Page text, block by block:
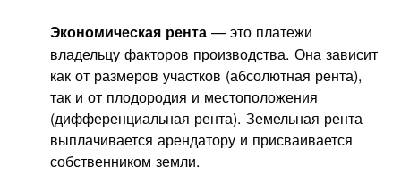
Экономическая рента — это платежи
владельцу факторов производства. Она зависит
как от размеров участков (абсолютная рента),
так и от плодородия и местоположения
(дифференциальная рента). Земельная рента
выплачивается арендатору и присваивается
собственником земли.